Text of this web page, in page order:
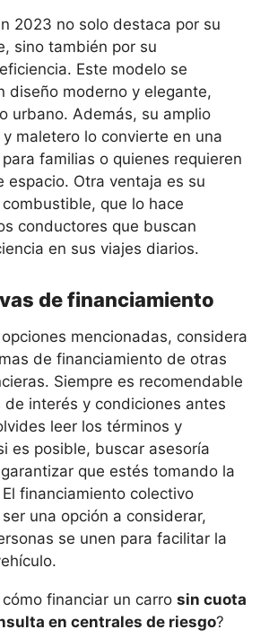
2023 no solo destaca por su
sino también por su
Este modelo se
diseño moderno y elegante,
urbano. Además, su amplio
maletero lo convierte en una
familias o quienes requieren
espacio. Otra ventaja es su
que lo hace
conductores que buscan
en sus viajes diarios.
de financiamiento
mencionadas, considera
de financiamiento de otras
Siempre es recomendable
de interés y condiciones antes
leer los términos y
es posible, buscar asesoría
que estés tomando la
financiamiento colectivo
una opción a considerar,
se unen para facilitar la
financiar un carro sin cuota
en centrales de riesgo?